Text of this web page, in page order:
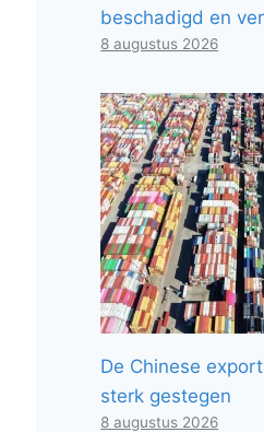
beschadigd en
8 augustus 2026
De Chinese
sterk gestegen
8 augustus 2026